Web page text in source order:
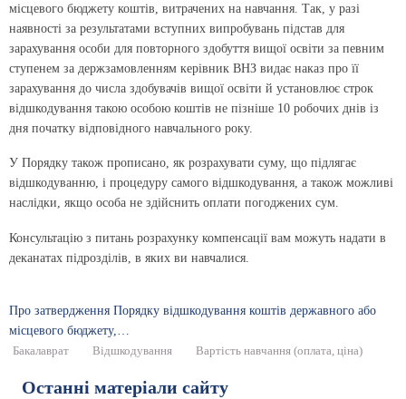
місцевого бюджету коштів, витрачених на навчання. Так, у разі
наявності за результатами вступних випробувань підстав для
зарахування особи для повторного здобуття вищої освіти за певним
ступенем за держзамовленням керівник ВНЗ видає наказ про її
зарахування до числа здобувачів вищої освіти й установлює строк
відшкодування такою особою коштів не пізніше 10 робочих днів із
дня початку відповідного навчального року.
У Порядку також прописано, як розрахувати суму, що підлягає
відшкодуванню, і процедуру самого відшкодування, а також можливі
наслідки, якщо особа не здійснить оплати погоджених сум.
Консультацію з питань розрахунку компенсації вам можуть надати в
деканатах підрозділів, в яких ви навчалися.
Про затвердження Порядку відшкодування коштів державного або
місцевого бюджету,…
Бакалаврат Відшкодування Вартість навчання (оплата, ціна)
Останні матеріали сайту